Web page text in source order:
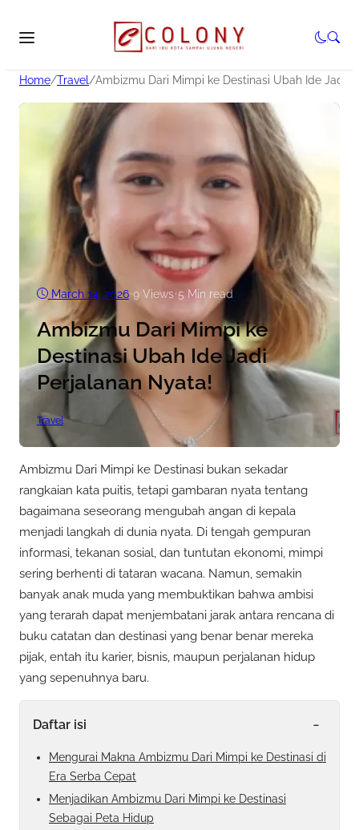
Home/Travel /Ambizmu Dari Mimpi ke Destinasi Ubah Ide Jadi
March 14, 2026•9Views•5 Min read
Ambizmu Dari Mimpi ke
Destinasi Ubah Ide Jadi
Perjalanan Nyata!
Travel
Ambizmu Dari Mimpi ke Destinasi bukan sekadar
rangkaian kata puitis, tetapi gambaran nyata tentang
bagaimana seseorang mengubah angan di kepala
menjadi langkah di dunia nyata. Di tengah gempuran
informasi, tekanan sosial, dan tuntutan ekonomi, mimpi
sering berhenti di tataran wacana. Namun, semakin
banyak anak muda yang membuktikan bahwa ambisi
yang terarah dapat menjembatani jarak antara rencana di
buku catatan dan destinasi yang benar benar mereka
pijak, entah itu karier, bisnis, maupun perjalanan hidup
yang sepenuhnya baru.
Daftar isi -
Mengurai Makna Ambizmu Dari Mimpi ke Destinasi di
Era Serba Cepat
Menjadikan Ambizmu Dari Mimpi ke Destinasi
Sebagai Peta Hidup